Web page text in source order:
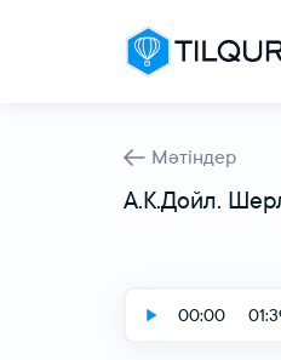
Мәтіндер
А.К.Дойл.
00:00